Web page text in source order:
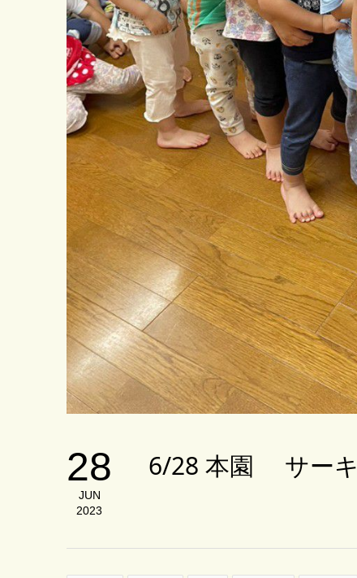
28
JUN
2023
6/28 本園 サーキ